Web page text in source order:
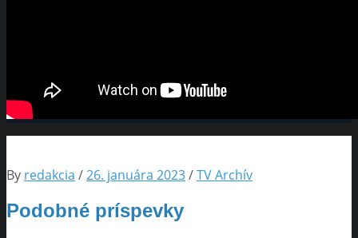
By redakcia /26. januára 2023/TV Archív
Podobné príspevky